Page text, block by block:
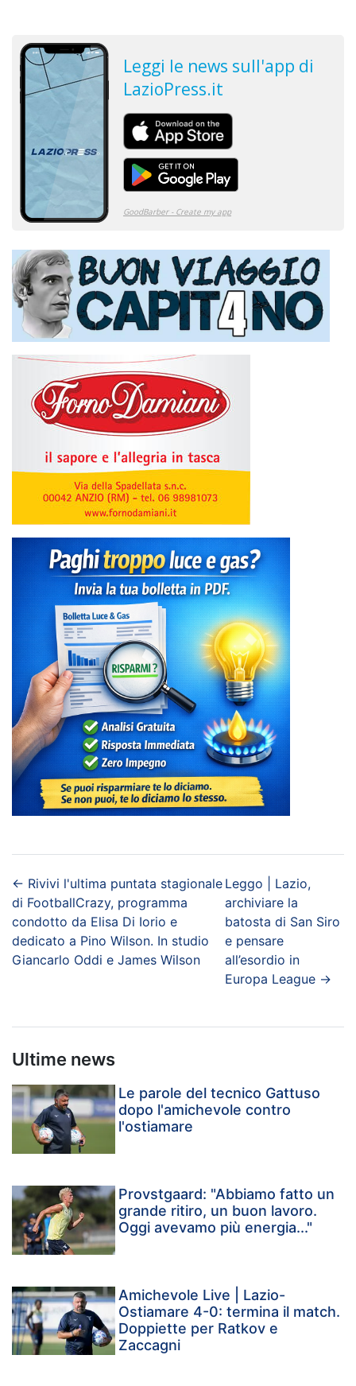
← Rivivi l'ultima puntata stagionale
di FootballCrazy, programma
condotto da Elisa Di Iorio e
dedicato a Pino Wilson. In studio
Giancarlo Oddi e James Wilson
Leggo | Lazio,
archiviare la
batosta di San Siro
e pensare
all’esordio in
Europa League→
Ultime news
Le parole del tecnico Gattuso
dopo l'amichevole contro
l'ostiamare
Provstgaard: "Abbiamo fatto un
grande ritiro, un buon lavoro.
Oggi avevamo più energia..."
Amichevole Live | Lazio-
Ostiamare 4-0: termina il match.
Doppiette per Ratkov e
Zaccagni